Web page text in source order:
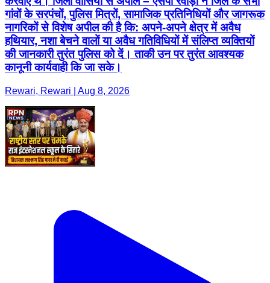
गांवों के सरपंचों, पुलिस मित्रों, सामाजिक प्रतिनिधियों और जागरूक
नागरिकों से विशेष अपील की है कि: अपने-अपने क्षेत्र में अवैध
हथियार, नशा बेचने वालों या अवैध गतिविधियों में संलिप्त व्यक्तियों
की जानकारी तुरंत पुलिस को दें। ताकी उन पर तुरंत आवश्यक
कानूनी कार्यवाही कि जा सके।
Rewari, Rewari | Aug 8, 2026